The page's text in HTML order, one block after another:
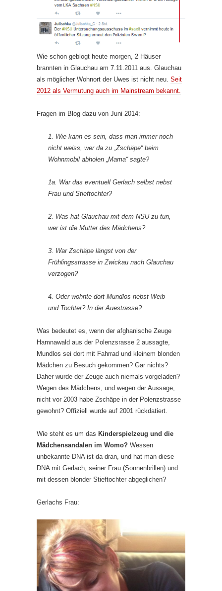
Wie schon geblogt heute morgen, 2 Häuser
brannten in Glauchau am 7.11.2011 aus. Glauchau
als möglicher Wohnort der Uwes ist nicht neu. Seit
2012 als Vermutung auch im Mainstream bekannt.
Fragen im Blog dazu von Juni 2014:
1. Wie kann es sein, dass man immer noch
nicht weiss, wer da zu „Zschäpe“ beim
Wohnmobil abholen „Mama“ sagte?
1a. War das eventuell Gerlach selbst nebst
Frau und Stieftochter?
2. Was hat Glauchau mit dem NSU zu tun,
wer ist die Mutter des Mädchens?
3. War Zschäpe längst von der
Frühlingsstrasse in Zwickau nach Glauchau
verzogen?
4. Oder wohnte dort Mundlos nebst Weib
und Tochter? In der Auestrasse?
Was bedeutet es, wenn der afghanische Zeuge
Hamnawald aus der Polenzsrasse 2 aussagte,
Mundlos sei dort mit Fahrrad und kleinem blonden
Mädchen zu Besuch gekommen? Gar nichts?
Daher wurde der Zeuge auch niemals vorgeladen?
Wegen des Mädchens, und wegen der Aussage,
nicht vor 2003 habe Zschäpe in der Polenzstrasse
gewohnt? Offiziell wurde auf 2001 rückdatiert.
Wie steht es um das Kinderspielzeug und die
Mädchensandalen im Womo? Wessen
unbekannte DNA ist da dran, und hat man diese
DNA mit Gerlach, seiner Frau (Sonnenbrillen) und
mit dessen blonder Stieftochter abgeglichen?
Gerlachs Frau: